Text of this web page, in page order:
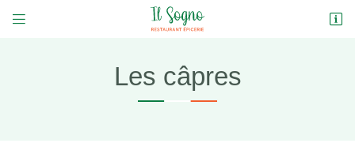
 
Les câpres